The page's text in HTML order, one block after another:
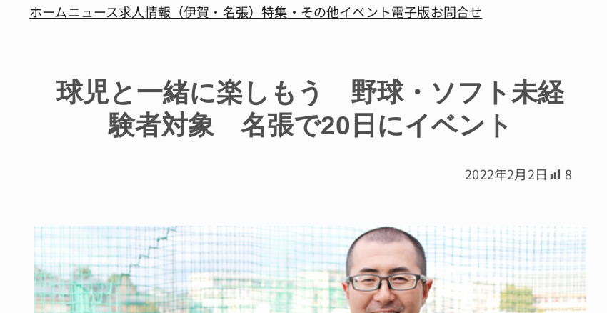
ホームニュース求人情報（伊賀・名張）特集・その他イベント電子版お問合せ
球児と一緒に楽しもう 野球・ソフト未経
験者対象 名張で20日にイベント
2022年2月2日 8